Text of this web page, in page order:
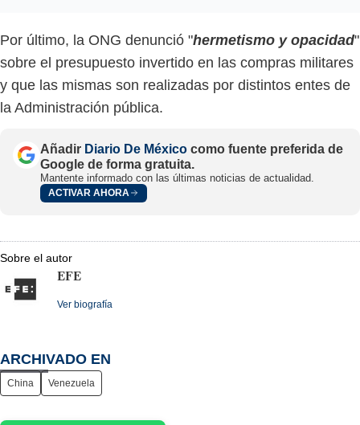
Por último, la ONG denunció "hermetismo y opacidad"
sobre el presupuesto invertido en las compras militares
y que las mismas son realizadas por distintos entes de
la Administración pública.
Añadir Diario De México como fuente preferida de
Google de forma gratuita.
Mantente informado con las últimas noticias de actualidad.
ACTIVAR AHORA
Sobre el autor
EFE
Ver biografía
ARCHIVADO EN
China Venezuela